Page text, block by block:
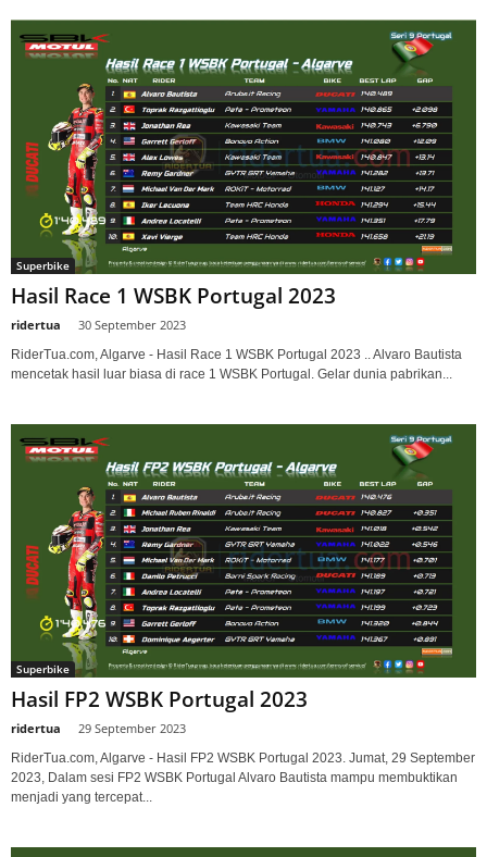
Superbike
Hasil Race 1 WSBK Portugal 2023
ridertua 30 September 2023
RiderTua.com, Algarve - Hasil Race 1 WSBK Portugal 2023 .. Alvaro Bautista
mencetak hasil luar biasa di race 1 WSBK Portugal. Gelar dunia pabrikan...
Superbike
Hasil FP2 WSBK Portugal 2023
ridertua 29 September 2023
RiderTua.com, Algarve - Hasil FP2 WSBK Portugal 2023. Jumat, 29 September
2023, Dalam sesi FP2 WSBK Portugal Alvaro Bautista mampu membuktikan
menjadi yang tercepat...